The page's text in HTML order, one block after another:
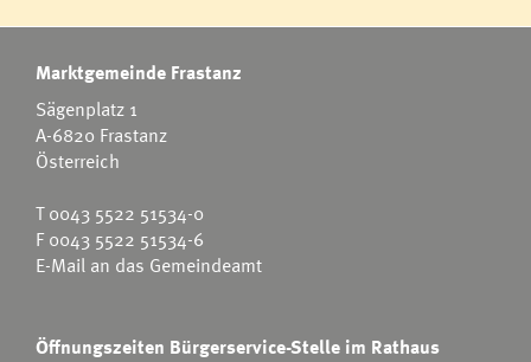
Marktgemeinde Frastanz
Sägenplatz 1
A-6820 Frastanz
Österreich
T0043 5522 51534-0
F 0043 5522 51534-6
E-Mail an das Gemeindeamt
Öffnungszeiten Bürgerservice-Stelle im Rathaus